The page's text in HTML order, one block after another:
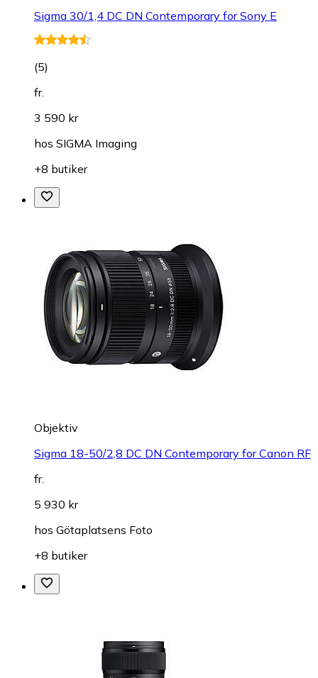
Sigma 30/1,4 DC DN Contemporary for Sony E
(5)
fr.
3 590 kr
hos SIGMA Imaging
+8 butiker
Objektiv
Sigma 18-50/2,8 DC DN Contemporary for Canon RF
fr.
5 930 kr
hos Götaplatsens Foto
+8 butiker